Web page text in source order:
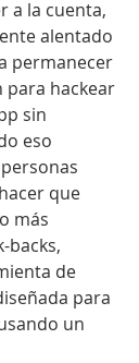
a la cuenta,
alentado
permanecer
para hackear
sin
eso
que
más
backs,
de
para
un